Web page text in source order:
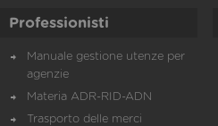
Professionisti
Manuale gestione utenze per
agenzie
Materia ADR-RID-ADN
Trasporto delle merci